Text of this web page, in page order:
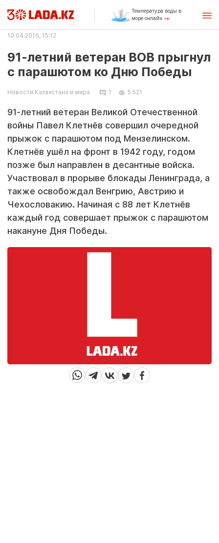
Температура воды в
море онлайн
10.04.2016, 15:12
91-летний ветеран ВОВ прыгнул
с парашютом ко Дню Победы
Новости Казахстана и мира 1 5 521
91-летний ветеран Великой Отечественной
войны Павел Клетнёв совершил очередной
прыжок с парашютом под Мензелинском.
Клетнёв ушёл на фронт в 1942 году, годом
позже был направлен в десантные войска.
Участвовал в прорыве блокады Ленинграда, а
также освобождал Венгрию, Австрию и
Чехословакию. Начиная с 88 лет Клетнёв
каждый год совершает прыжок с парашютом
накануне Дня Победы.